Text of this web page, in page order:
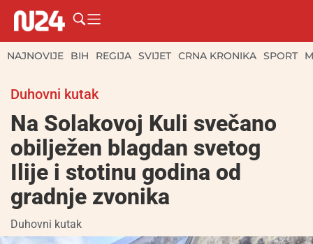
NAJNOVIJE BIH REGIJA SVIJET CRNA KRONIKA SPORT
Duhovni kutak
Na Solakovoj Kuli svečano
obilježen blagdan svetog
Ilije i stotinu godina od
gradnje zvonika
Duhovni kutak